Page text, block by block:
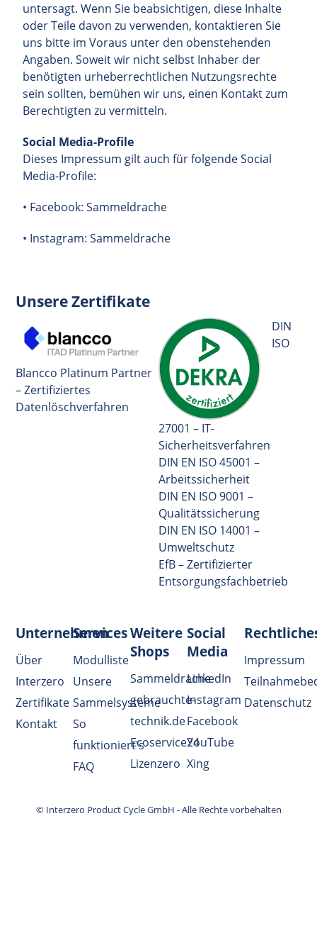
untersagt. Wenn Sie beabsichtigen, diese Inhalte
oder Teile davon zu verwenden, kontaktieren Sie
uns bitte im Voraus unter den obenstehenden
Angaben. Soweit wir nicht selbst Inhaber der
benötigten urheberrechtlichen Nutzungsrechte
sein sollten, bemühen wir uns, einen Kontakt zum
Berechtigten zu vermitteln.
Social Media-Profile
Dieses Impressum gilt auch für folgende Social
Media-Profile:
• Facebook:Sammeldrache
• Instagram:Sammeldrache
Unsere Zertifikate
Blancco Platinum Partner
– Zertifiziertes
Datenlöschverfahren
DIN
ISO
27001 – IT-
Sicherheitsverfahren
DIN EN ISO 45001 –
Arbeitssicherheit
DIN EN ISO 9001 –
Qualitätssicherung
DIN EN ISO 14001 –
Umweltschutz
EfB – Zertifizierter
Entsorgungsfachbetrieb
Unternehmen
Über
Interzero
Zertifikate
Kontakt
Services
Modulliste
Unsere
Sammelsysteme
So
funktioniert's
FAQ
Weitere
Shops
Sammeldrache
gebrauchte-
technik.de
Ecoservice24
Lizenzero
Social
Media
LinkedIn
Instagram
Facebook
YouTube
Xing
Impressum
Datenschutz
© Interzero Product Cycle GmbH - Alle Rechte vorbehalten